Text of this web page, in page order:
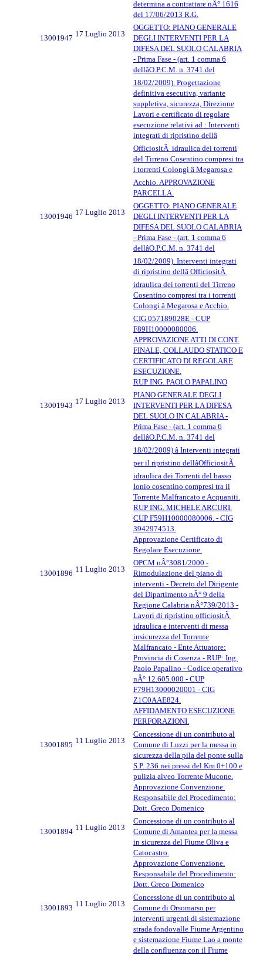
determina a contrattare nÂ° 1616
del 17/06/2013 R.G.
13001947 17 Luglio 2013
OGGETTO: PIANO GENERALE
DEGLI INTERVENTI PER LA
DIFESA DEL SUOLO CALABRIA
- Prima Fase - (art. 1 comma 6
dellâO.P.C.M. n. 3741 del
18/02/2009). Progettazione
definitiva esecutiva, variante
suppletiva, sicurezza, Direzione
Lavori e certificato di regolare
esecuzione relativi ad : Interventi
integrati di ripristino dellâ
OfficiositÃ idraulica dei torrenti
del Tirreno Cosentino compresi tra
i torrenti Colongi â Megarosa e
Acchio. APPROVAZIONE
PARCELLA.
13001946 17 Luglio 2013
OGGETTO: PIANO GENERALE
DEGLI INTERVENTI PER LA
DIFESA DEL SUOLO CALABRIA
- Prima Fase - (art. 1 comma 6
dellâO.P.C.M. n. 3741 del
18/02/2009). Interventi integrati
di ripristino dellâ OfficiositÃ
idraulica dei torrenti del Tirreno
Cosentino compresi tra i torrenti
Colongi â Megarosa e Acchio.
CIG 057189028E - CUP
F89H10000080006.
APPROVAZIONE ATTI DI CONT.
FINALE, COLLAUDO STATICO E
CERTIFICATO DI REGOLARE
ESECUZIONE.
RUP ING. PAOLO PAPALINO
13001943 17 Luglio 2013
PIANO GENERALE DEGLI
INTERVENTI PER LA DIFESA
DEL SUOLO IN CALABRIA -
Prima Fase - (art. 1 comma 6
dellâO.P.C.M. n. 3741 del
18/02/2009) â Interventi integrati
per il ripristino dellâOfficiositÃ
idraulica dei Torrenti del basso
Ionio cosentino compresi tra il
Torrente Malfrancato e Acquaniti.
RUP ING. MICHELE ARCURI.
CUP F59H10000080006. - CIG
3942974513.
Approvazione Certificato di
Regolare Esecuzione.
13001896 11 Luglio 2013
OPCM nÂ°3081/2000 -
Rimodulazione del piano di
interventi - Decreto del Dirigente
del Dipartimento nÂ° 9 della
Regione Calabria nÂ°739/2013 -
Lavori di ripristino officiositÃ
idraulica e interventi di messa
insicurezza del Torrente
Malfrancato - Ente Attuatore:
Provincia di Cosenza - RUP: Ing.
Paolo Papalino - Codice operativo
nÂ° 12.605.000 - CUP
F79H13000020001 - CIG
Z1C0AAE824.
AFFIDAMENTO ESECUZIONE
PERFORAZIONI.
13001895 11 Luglio 2013
Concessione di un contributo al
Comune di Luzzi per la messa in
sicurezza della pila del ponte sulla
S.P. 236 nei pressi del Km 0+100 e
pulizia alveo Torrente Mucone.
Approvazione Convenzione.
Responsabile del Procedimento:
Dott. Greco Domenico
13001894 11 Luglio 2013
Concessione di un contributo al
Comune di Amantea per la messa
in sicurezza del Fiume Oliva e
Catocastro.
Approvazione Convenzione.
Responsabile del Procedimento:
Dott. Greco Domenico
13001893 11 Luglio 2013
Concessione di un contributo al
Comune di Orsomarso per
interventi urgenti di sistemazione
strada fondovalle Fiume Argentino
e sistemazione Fiume Lao a monte
della confluenza con il Fiume